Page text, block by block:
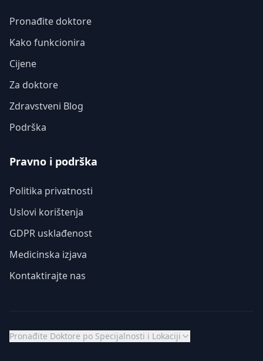
Pronađite doktore
Kako funkcionira
Cijene
Za doktore
Zdravstveni Blog
Podrška
Pravno i podrška
Politika privatnosti
Uslovi korištenja
GDPR usklađenost
Medicinska izjava
Kontaktirajte nas
Pronađite Doktore po Specijalnosti i Lokaciji